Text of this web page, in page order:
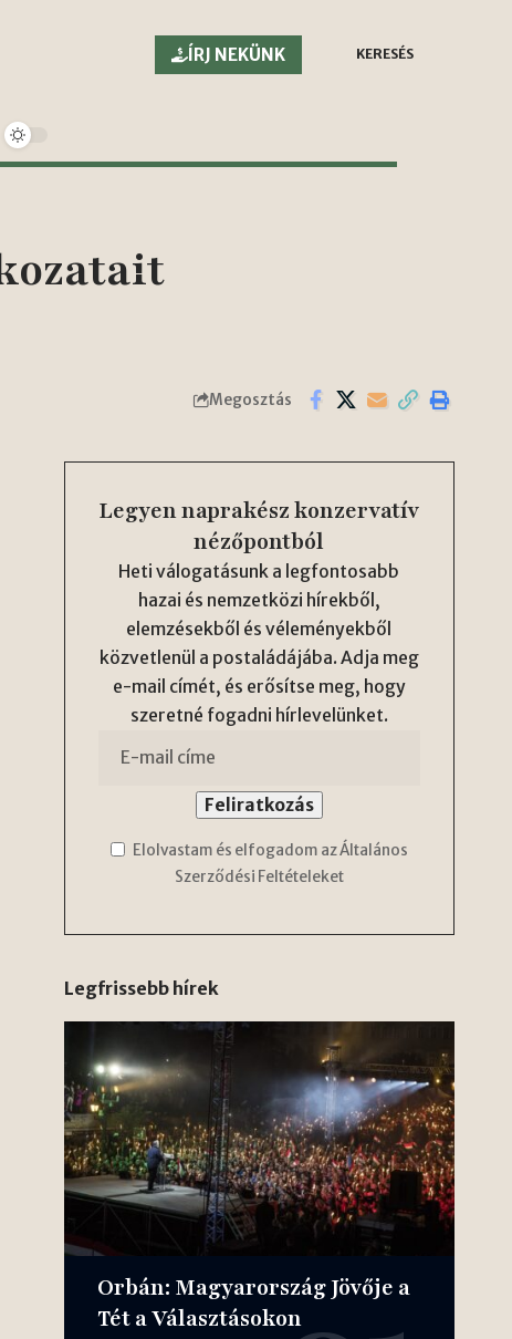
ÍRJ NEKÜNK
KERESÉS
Megosztás
Legyen naprakész konzervatív
nézőpontból
Heti válogatásunk a legfontosabb
hazai és nemzetközi hírekből,
elemzésekből és véleményekből
közvetlenül a postaládájába. Adja meg
e-mail címét, és erősítse meg, hogy
szeretné fogadni hírlevelünket.
Elolvastam és elfogadom az Általános
Szerződési Feltételeket
Legfrissebb hírek
Orbán: Magyarország Jövője a
Tét a Választásokon